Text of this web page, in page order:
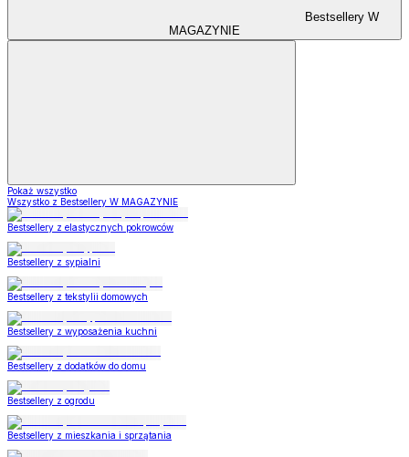
Bestsellery W
MAGAZYNIE
Pokaż wszystko
Wszystko z Bestsellery W MAGAZYNIE
Bestsellery z elastycznych pokrowców
Bestsellery z sypialni
Bestsellery z tekstylii domowych
Bestsellery z wyposażenia kuchni
Bestsellery z dodatków do domu
Bestsellery z ogrodu
Bestsellery z mieszkania i sprzątania